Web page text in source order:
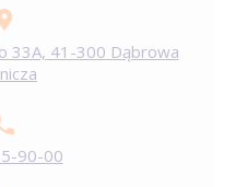
33A, 41-300 Dąbrowa
90-00